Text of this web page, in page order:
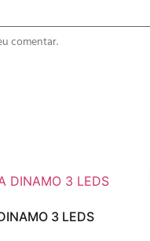
comentar.
3 LEDS